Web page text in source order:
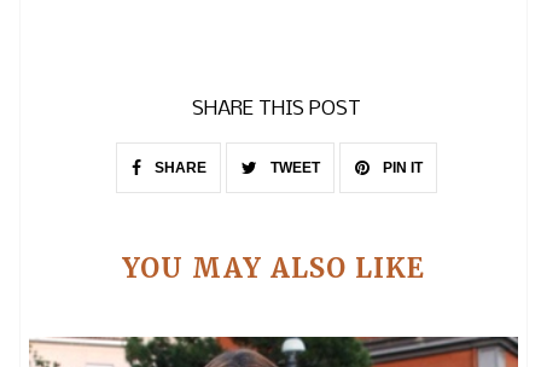
SHARE THIS POST
SHARE TWEET PIN IT
YOU MAY ALSO LIKE